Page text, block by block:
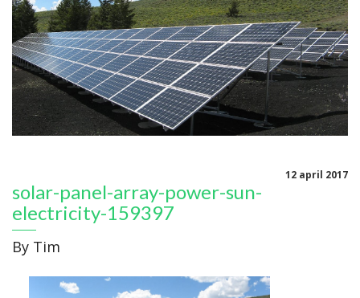
12 april 2017
solar-panel-array-power-sun-
electricity-159397
By Tim